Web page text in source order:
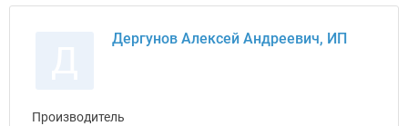
Дергунов Алексей Андреевич, ИП
Производитель